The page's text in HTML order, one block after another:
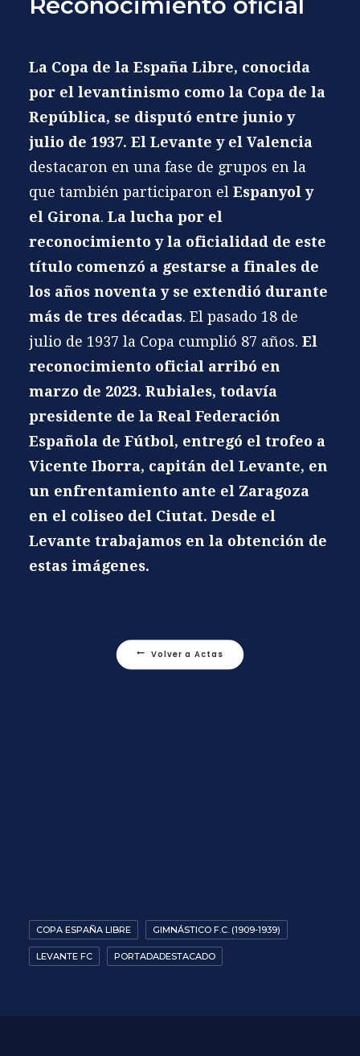
La Copa de la España Libre, conocida
por el levantinismo como la Copa de la
República, se disputó entre junio y
julio de 1937. El Levante y el Valencia
destacaron en una fase de grupos en la
que también participaron el Espanyol y
el Girona. La lucha por el
reconocimiento y la oficialidad de este
título comenzó a gestarse a finales de
los años noventa y se extendió durante
más de tres décadas. El pasado 18 de
julio de 1937 la Copa cumplió 87 años. El
reconocimiento oficial arribó en
marzo de 2023. Rubiales, todavía
presidente de la Real Federación
Española de Fútbol, entregó el trofeo a
Vicente Iborra, capitán del Levante, en
un enfrentamiento ante el Zaragoza
en el coliseo del Ciutat. Desde el
Levante trabajamos en la obtención de
estas imágenes.
Volver a Actas
COPA ESPAÑA LIBRE GIMNÁSTICO F.C. (1909-1939)
LEVANTE FC PORTADADESTACADO